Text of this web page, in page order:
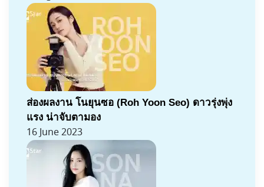
ส่องผลงาน โนยุนซอ (Roh Yoon Seo) ดาวรุ่งพุ่ง
แรง น่าจับตามอง
16 June 2023